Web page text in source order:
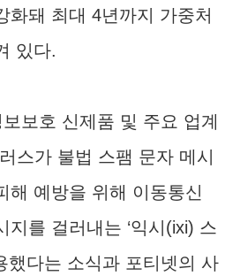
화돼 최대 4년까지 가중처
있다.
보호 신제품 및 주요 업계
스가 불법 스팸 문자 메시
해 예방을 위해 이동통신
지를 걸러내는 ‘익시(ixi) 스
했다는 소식과 포티넷의 사